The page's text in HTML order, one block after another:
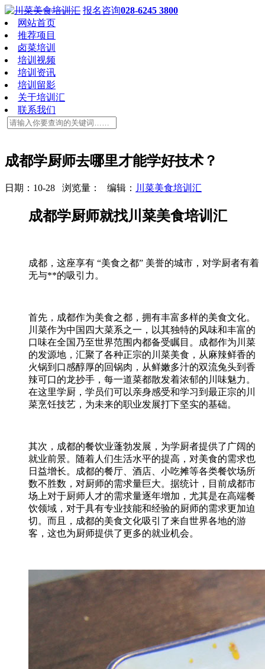
报名咨询028-6245 3800
网站首页
推荐项目
卤菜培训
培训视频
培训资讯
培训留影
关于培训汇
联系我们
成都学厨师去哪里才能学好技术？
日期：10-28 浏览量： 编辑： 川菜美食培训汇
成都学厨师就找川菜美食培训汇
成都，这座享有 “美食之都” 美誉的城市，对学厨者有着
无与**的吸引力。
首先，成都作为美食之都，拥有丰富多样的美食文化。
川菜作为中国四大菜系之一，以其独特的风味和丰富的
口味在全国乃至世界范围内都备受瞩目。成都作为川菜
的发源地，汇聚了各种正宗的川菜美食，从麻辣鲜香的
火锅到口感醇厚的回锅肉，从鲜嫩多汁的双流兔头到香
辣可口的龙抄手，每一道菜都散发着浓郁的川味魅力。
在这里学厨，学员们可以亲身感受和学习到最正宗的川
菜烹饪技艺，为未来的职业发展打下坚实的基础。
其次，成都的餐饮业蓬勃发展，为学厨者提供了广阔的
就业前景。随着人们生活水平的提高，对美食的需求也
日益增长。成都的餐厅、酒店、小吃摊等各类餐饮场所
数不胜数，对厨师的需求量巨大。据统计，目前成都市
场上对于厨师人才的需求量逐年增加，尤其是在高端餐
饮领域，对于具有专业技能和经验的厨师的需求更加迫
切。而且，成都的美食文化吸引了来自世界各地的游
客，这也为厨师提供了更多的就业机会。